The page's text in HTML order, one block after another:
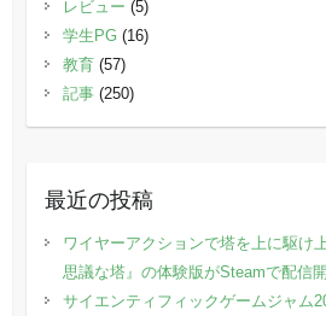
レビュー (5)
学生PG(16)
教育(57)
記事(250)
最近の投稿
ワイヤーアクションで塔を上に駆け
思議な塔』の体験版がSteamで配信
サイエンティフィックゲームジャム